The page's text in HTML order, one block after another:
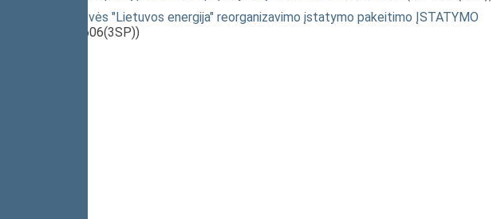
akcinės bendrovės "Lietuvos energija" reorganizavimo įstatymo pakeitimo ĮSTATYMO
(IXP-606(3SP))